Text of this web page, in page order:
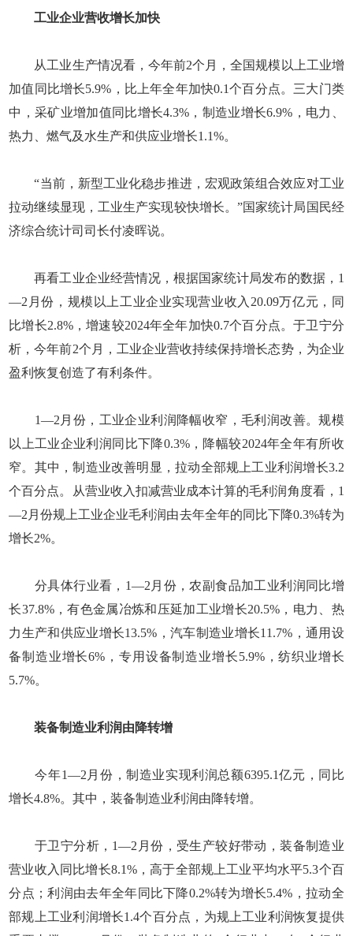
工业企业营收增长加快
从工业生产情况看，今年前2个月，全国规模以上工业增
加值同比增长5.9%，比上年全年加快0.1个百分点。三大门类
中，采矿业增加值同比增长4.3%，制造业增长6.9%，电力、
热力、燃气及水生产和供应业增长1.1%。
“当前，新型工业化稳步推进，宏观政策组合效应对工业
拉动继续显现，工业生产实现较快增长。”国家统计局国民经
济综合统计司司长付凌晖说。
再看工业企业经营情况，根据国家统计局发布的数据，1
—2月份，规模以上工业企业实现营业收入20.09万亿元，同
比增长2.8%，增速较2024年全年加快0.7个百分点。于卫宁分
析，今年前2个月，工业企业营收持续保持增长态势，为企业
盈利恢复创造了有利条件。
1—2月份，工业企业利润降幅收窄，毛利润改善。规模
以上工业企业利润同比下降0.3%，降幅较2024年全年有所收
窄。其中，制造业改善明显，拉动全部规上工业利润增长3.2
个百分点。从营业收入扣减营业成本计算的毛利润角度看，1
—2月份规上工业企业毛利润由去年全年的同比下降0.3%转为
增长2%。
分具体行业看，1—2月份，农副食品加工业利润同比增
长37.8%，有色金属冶炼和压延加工业增长20.5%，电力、热
力生产和供应业增长13.5%，汽车制造业增长11.7%，通用设
备制造业增长6%，专用设备制造业增长5.9%，纺织业增长
5.7%。
装备制造业利润由降转增
今年1—2月份，制造业实现利润总额6395.1亿元，同比
增长4.8%。其中，装备制造业利润由降转增。
于卫宁分析，1—2月份，受生产较好带动，装备制造业
营业收入同比增长8.1%，高于全部规上工业平均水平5.3个百
分点；利润由去年全年同比下降0.2%转为增长5.4%，拉动全
部规上工业利润增长1.4个百分点，为规上工业利润恢复提供